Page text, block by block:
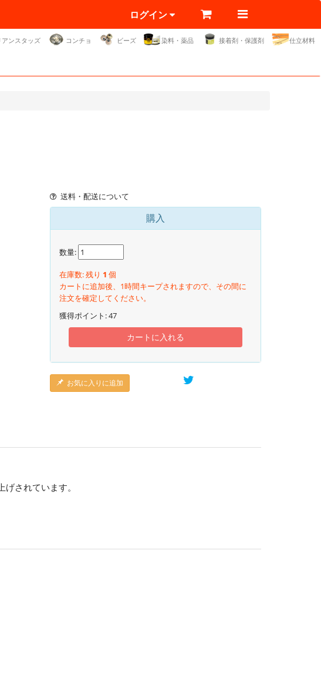
ログイン
アンスタッズ コンチョ ビーズ 染料・薬品 接着剤・保護剤 仕立材料
送料・配送について
購入
数量:
在庫数: 残り 1 個
カートに追加後、1時間キープされますので、その間に
注文を確定してください。
獲得ポイント:47
カートに入れる
お気に入りに追加
されています。